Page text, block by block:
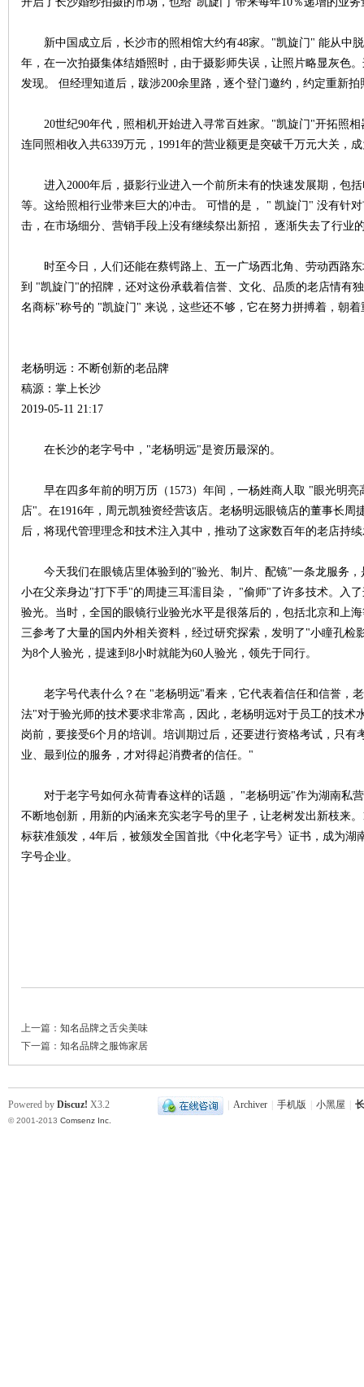
新中国成立后，长沙市的照相馆大约有48家。"凯旋门" 能从中脱
年，在一次拍摄集体结婚照时，由于摄影师失误，让照片略显灰色
发现。 但经理知道后，跋涉200余里路，逐个登门邀约，约定重新
20世纪90年代，照相机开始进入寻常百姓家。"凯旋门"开拓照相
连同照相收入共6339万元，1991年的营业额更是突破千万元大关，
进入2000年后，摄影行业进入一个前所未有的快速发展期，包括
等。这给照相行业带来巨大的冲击。 可惜的是， " 凯旋门" 没有针
击，在市场细分、营销手段上没有继续祭出新招， 逐渐失去了行业
时至今日，人们还能在蔡锷路上、五一广场西北角、劳动西路东
到 "凯旋门"的招牌，还对这份承载着信誉、文化、品质的老店情有
名商标"称号的 "凯旋门" 来说，这些还不够，它在努力拼搏着，朝
老杨明远：不断创新的老品牌
稿源：掌上长沙
2019-05-11 21:17
在长沙的老字号中，"老杨明远"是资历最深的。
早在四多年前的明万历（1573）年间，一杨姓商人取 "眼光明亮
店"。在1916年，周元凯独资经营该店。老杨明远眼镜店的董事长周
后，将现代管理理念和技术注入其中，推动了这家数百年的老店持
今天我们在眼镜店里体验到的"验光、制片、配镜"一条龙服务，
小在父亲身边"打下手"的周捷三耳濡目染， "偷师"了许多技术。入
验光。当时，全国的眼镜行业验光水平是很落后的，包括北京和上
三参考了大量的国内外相关资料，经过研究探索，发明了"小瞳孔检
为8个人验光，提速到8小时就能为60人验光，领先于同行。
老字号代表什么？在 "老杨明远"看来，它代表着信任和信誉，
法"对于验光师的技术要求非常高，因此，老杨明远对于员工的技术
岗前，要接受6个月的培训。培训期过后，还要进行资格考试，只
业、最到位的服务，才对得起消费者的信任。"
对于老字号如何永荷青春这样的话题， "老杨明远"作为湖南私营
不断地创新，用新的内涵来充实老字号的里子，让老树发出新枝来
标获准颁发，4年后，被颁发全国首批《中化老字号》证书，成为
字号企业。
上一篇： 知名品牌之舌尖美味
下一篇： 知名品牌之服饰家居
Archiver 手机版 小黑屋
Powered by Discuz! X3.2
© 2001-2013 Comsenz Inc.